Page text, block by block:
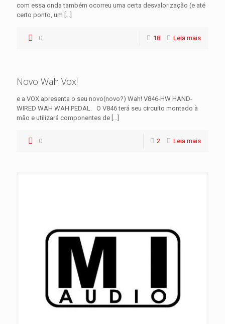
com essa onda também ocorreu uma certa desvalorização (e até
certo ponto, um […]
0 18 Leia mais
Novo Wah Vox!
e a VOX apresenta o seu novo(novo?) Wah! V846-HW HAND-
WIRED WAH WAH PEDAL. O V846 terá seu circuito montado à
mão e utilizará componentes de […]
0 2 Leia mais